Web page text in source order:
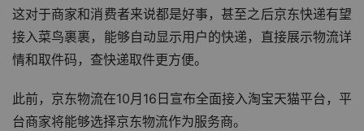
这对于商家和消费者来说都是好事，甚至之后京东快递有望
接入菜鸟裹裹，能够自动显示用户的快递，直接展示物流详
情和取件码，查快递取件更方便。
此前，京东物流在10月16日宣布全面接入淘宝天猫平台，平
台商家将能够选择京东物流作为服务商。